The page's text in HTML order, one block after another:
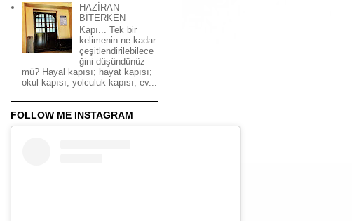
HAZİRAN
BİTERKEN
Kapı... Tek bir
kelimenin ne kadar
çeşitlendirilebilece
ğini düşündünüz
mü? Hayal kapısı; hayat kapısı;
okul kapısı; yolculuk kapısı, ev...
FOLLOW ME INSTAGRAM